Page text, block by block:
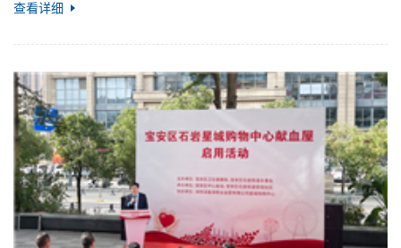
查看详细